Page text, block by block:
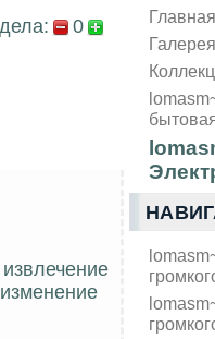
Галерея
0